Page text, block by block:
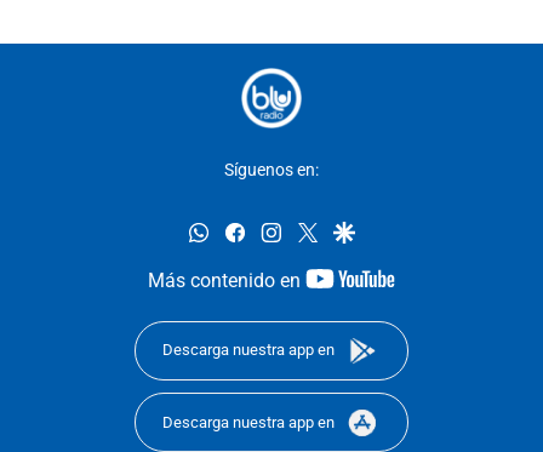
Síguenos en:
whatsappfacebookinstagram
twittergoogle
Más contenido en
youtube-
Descarga nuestra app en
Descarga nuestra app en